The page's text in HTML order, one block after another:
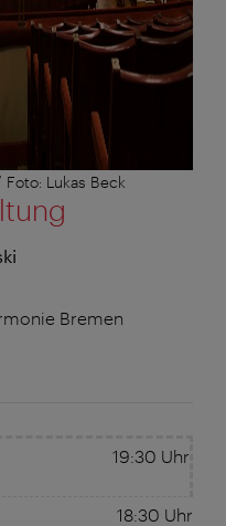
Lukas Beck
Bremen
19:30 Uhr
18:30 Uhr